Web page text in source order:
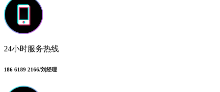
24小时服务热线
186 6189 2166/刘经理